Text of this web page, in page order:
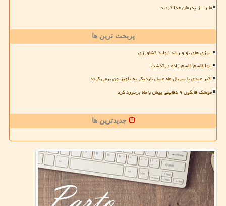
ما را از پدرمان جدا کردند
پربحث ترین ها
انرژی های نو و رشد تولید کشاورزی
ابوالقاسم قاسم زاده درگذشت
اکبر عبدی با سریال ماه عسل باردیگر به تلویزیون برمی گردد
موشک فالکون ۹ دقایقی پیش با ماه برخورد کرد
جدیدترین ها